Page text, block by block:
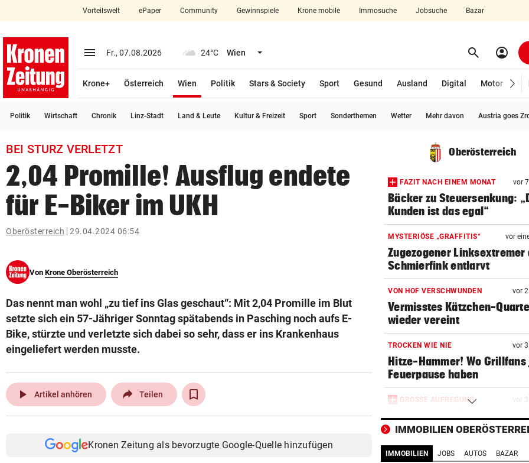
closeSchließen
account_circle Anmelden
arrow_right
search
Suchbegriff
eingeben
© Krone Multimedia GmbH & Co KG 2026
Vorteilswelt ePaper Community Gewinnspiele Krone mobile Immosuche Jobsuche Bazar
menu Menü aufklappen
Fr., 07.08.2026 24°C Wien Menü aufklappen search Suchen
account_circle
Krone+ Österreich Wien
Politik
Stars & Society Sport Gesund Ausland Digital Motor
Politik Wirtschaft Chronik Linz-Stadt Land & Leute Kultur & Freizeit Sport Sonderthemen Wetter Mehr davon Austria goes
BEI STURZ VERLETZT
2,04 Promille! Ausflug endete
für E-Biker im UKH
Oberösterreich 29.04.2024 06:54
Von Krone Oberösterreich
Das nennt man wohl „zu tief ins Glas geschaut“: Mit 2,04 Promille im Blut
setzte sich ein 57-Jähriger Sonntag spätabends in Pasching noch aufs E-
Bike, stürzte und verletzte sich dabei so sehr, dass er ins Krankenhaus
eingeliefert werden musste.
play_arrow Artikel anhören Teilen
Kronen Zeitung als bevorzugte Google-Quelle hinzufügen
Oberösterreich
FAZIT NACH EINEM MONAT vor
Bäcker zu Steuersenkung:
Kunden ist das egal“
MYSTERIÖSE „GRAFFITIS“ vor
Zugezogener Linksextremer
Schmierfink entlarvt
VON HOF VERSCHWUNDEN vor
Vermisstes Kätzchen-
wieder vereint
TROCKEN WIE NIE vor
Hitze-Hammer! Wo
Feuerpause haben
GROSSE AUFREGUNG vor
Brandgefahr? Hitze löst vor
Störfeuer aus
DREI WEHREN IM EINSATZ vor 3
IMMOBILIEN
IMMOBILIEN JOBS AUTOS BAZAR